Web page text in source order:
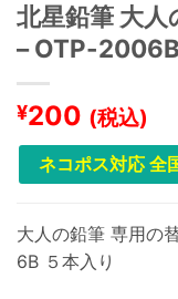
北星鉛筆 大
– OTP-2006B
¥200 (税込)
ネコポス対応 全
大人の鉛筆 専用の
6B ５本入り